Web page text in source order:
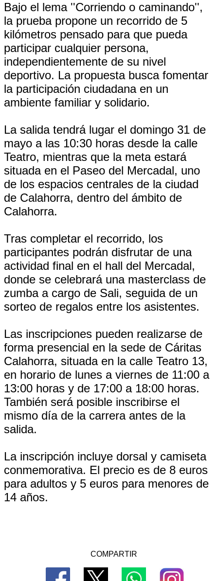
Bajo el lema ''Corriendo o caminando'',
la prueba propone un recorrido de 5
kilómetros pensado para que pueda
participar cualquier persona,
independientemente de su nivel
deportivo. La propuesta busca fomentar
la participación ciudadana en un
ambiente familiar y solidario.
La salida tendrá lugar el domingo 31 de
mayo a las 10:30 horas desde la calle
Teatro, mientras que la meta estará
situada en el Paseo del Mercadal, uno
de los espacios centrales de la ciudad
de Calahorra, dentro del ámbito de
Calahorra.
Tras completar el recorrido, los
participantes podrán disfrutar de una
actividad final en el hall del Mercadal,
donde se celebrará una masterclass de
zumba a cargo de Sali, seguida de un
sorteo de regalos entre los asistentes.
Las inscripciones pueden realizarse de
forma presencial en la sede de Cáritas
Calahorra, situada en la calle Teatro 13,
en horario de lunes a viernes de 11:00 a
13:00 horas y de 17:00 a 18:00 horas.
También será posible inscribirse el
mismo día de la carrera antes de la
salida.
La inscripción incluye dorsal y camiseta
conmemorativa. El precio es de 8 euros
para adultos y 5 euros para menores de
14 años.
COMPARTIR